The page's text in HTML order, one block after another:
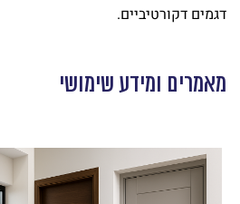
דגמים דקורטיביים.
מאמרים ומידע שימושי